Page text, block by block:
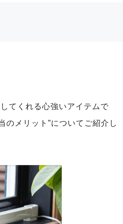
てくれる心強いアイテムで
のメリット”についてご紹介し